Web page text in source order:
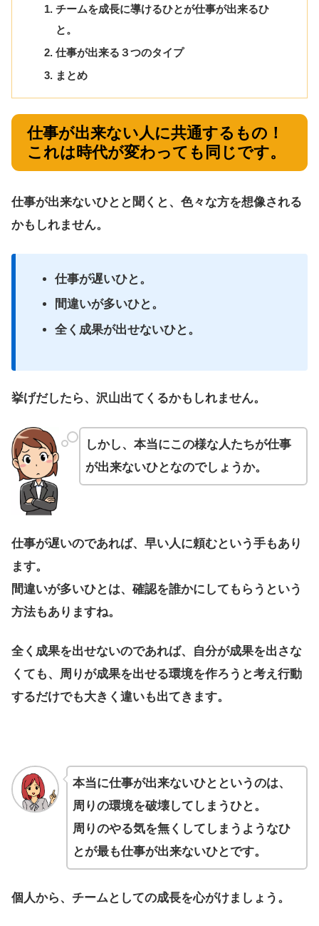
チームを成長に導けるひとが仕事が出来るひ
と。
仕事が出来る３つのタイプ
まとめ
仕事が出来ない人に共通するもの！
これは時代が変わっても同じです。
仕事が出来ないひとと聞くと、色々な方を想像される
かもしれません。
仕事が遅いひと。
間違いが多いひと。
全く成果が出せないひと。
挙げだしたら、沢山出てくるかもしれません。
しかし、本当にこの様な人たちが仕事
が出来ないひとなのでしょうか。
仕事が遅いのであれば、早い人に頼むという手もあり
ます。
間違いが多いひとは、確認を誰かにしてもらうという
方法もありますね。
全く成果を出せないのであれば、自分が成果を出さな
くても、周りが成果を出せる環境を作ろうと考え行動
するだけでも大きく違いも出てきます。
本当に仕事が出来ないひとというのは、
周りの環境を破壊してしまうひと。
周りのやる気を無くしてしまうようなひ
とが最も仕事が出来ないひとです。
個人から、チームとしての成長を心がけましょう。